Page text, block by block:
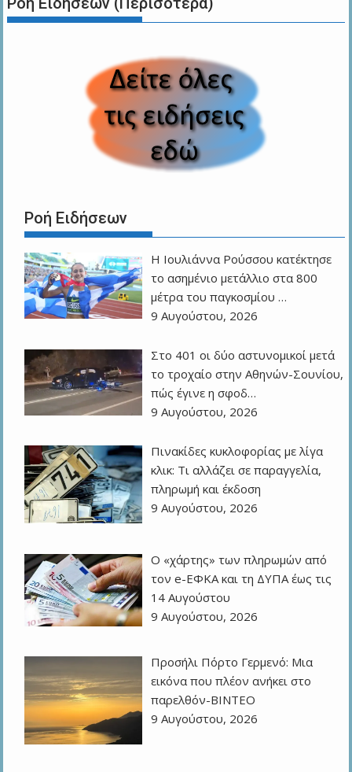
Ροή Ειδήσεων
Η Ιουλιάννα Ρούσσου κατέκτησε
το ασημένιο μετάλλιο στα 800
μέτρα του παγκοσμίου …
9 Αυγούστου, 2026
Στο 401 οι δύο αστυνομικοί μετά
το τροχαίο στην Αθηνών-Σουνίου,
πώς έγινε η σφοδ…
9 Αυγούστου, 2026
Πινακίδες κυκλοφορίας με λίγα
κλικ: Τι αλλάζει σε παραγγελία,
πληρωμή και έκδοση
9 Αυγούστου, 2026
Ο «χάρτης» των πληρωμών από
τον e-ΕΦΚΑ και τη ΔΥΠΑ έως τις
14 Αυγούστου
9 Αυγούστου, 2026
Προσήλι Πόρτο Γερμενό: Μια
εικόνα που πλέον ανήκει στο
παρελθόν-ΒΙΝΤΕΟ
9 Αυγούστου, 2026